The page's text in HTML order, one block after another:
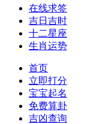
在线求签
吉日吉时
十二星座
生肖运势
首页
立即打分
宝宝起名
免费算卦
吉凶查询